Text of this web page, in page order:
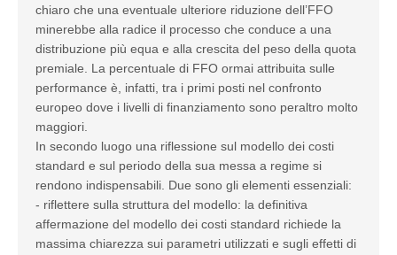
chiaro che una eventuale ulteriore riduzione dell’FFO
minerebbe alla radice il processo che conduce a una
distribuzione più equa e alla crescita del peso della quota
premiale. La percentuale di FFO ormai attribuita sulle
performance è, infatti, tra i primi posti nel confronto
europeo dove i livelli di finanziamento sono peraltro molto
maggiori.
In secondo luogo una riflessione sul modello dei costi
standard e sul periodo della sua messa a regime si
rendono indispensabili. Due sono gli elementi essenziali:
- riflettere sulla struttura del modello: la definitiva
affermazione del modello dei costi standard richiede la
massima chiarezza sui parametri utilizzati e sugli effetti di